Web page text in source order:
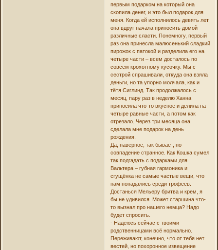
первым подарком на который она
скопила денег, и это был подарок для
меня. Когда ей исполнилось девять лет
она вдруг начала приносить домой
различные сласти. Понемногу, первый
раз она принесла малюсенький сладкий
пирожок с патокой и разделила его на
четыре части – всем досталось по
совсем крохотному кусочку. Мы с
сестрой спрашивали, откуда она взяла
деньги, но та упорно молчала, как и
тётя Сиглинд. Так продолжалось с
месяц, пару раз в неделю Ханна
приносила что-то вкусное и делила на
четыре равные части, а потом как
отрезало. Через три месяца она
сделала мне подарок на день
рождения.
Да, наверное, так бывает, но
совпадение странное. Как Кошка сумел
так подгадать с подарками для
Вальтера – губная гармоника и
сгущёнка не самые частые вещи, что
нам попадались среди трофеев.
Достанься Мельеру бритва и крем, я
бы не удивился. Может старшина что-
то вызнал про нашего немца? Надо
будет спросить.
- Надеюсь сейчас с твоими
родственницами всё нормально.
Переживают, конечно, что от тебя нет
вестей, но похоронное извещение